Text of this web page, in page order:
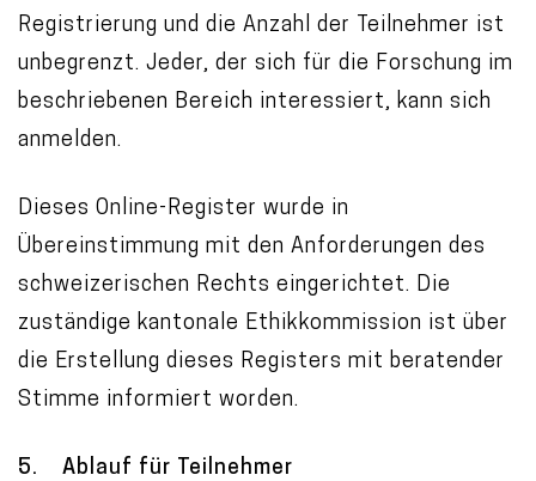
Registrierung und die Anzahl der Teilnehmer ist
unbegrenzt. Jeder, der sich für die Forschung im
beschriebenen Bereich interessiert, kann sich
anmelden.
Dieses Online-Register wurde in
Übereinstimmung mit den Anforderungen des
schweizerischen Rechts eingerichtet. Die
zuständige kantonale Ethikkommission ist über
die Erstellung dieses Registers mit beratender
Stimme informiert worden.
5. Ablauf für Teilnehmer